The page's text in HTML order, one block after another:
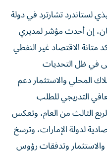
لستاندرد تشارترد في دولة
إن أحدث مؤشر لمديري
متانة الاقتصاد غير النفطي
في ظل التحديات
المحلي والاستثمار دعم
التدريجي للطلب
الثالث من العام، وتعكس
لدولة الإمارات، وترسخ
والاستثمار وتدفقات رؤوس